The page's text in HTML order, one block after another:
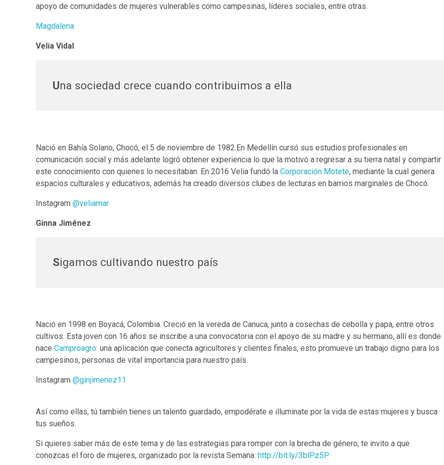
apoyo de comunidades de mujeres vulnerables como campesinas, líderes sociales, entre otras.
Magdalena
Velia Vidal
Una sociedad crece cuando contribuimos a ella
Nació en Bahía Solano, Chocó, el 5 de noviembre de 1982.En Medellín cursó sus estudios profesionales en
comunicación social y más adelante logró obtener experiencia lo que la motivó a regresar a su tierra natal y compartir
este conocimiento con quienes lo necesitaban. En 2016 Velia fundó la Corporación Motete, mediante la cual genera
espacios culturales y educativos, además ha creado diversos clubes de lecturas en barrios marginales de Chocó.
Instagram @veliamar
Ginna Jiménez
Sigamos cultivando nuestro país
Nació en 1998 en Boyacá, Colombia. Creció en la vereda de Canuca, junto a cosechas de cebolla y papa, entre otros
cultivos. Esta joven con 16 años se inscribe a una convocatoria con el apoyo de su madre y su hermano, allí es donde
nace Camproagro: una aplicación que conecta agricultores y clientes finales, esto promueve un trabajo digno para los
campesinos, personas de vital importancia para nuestro país.
Instagram @ginjimenez11
Así como ellas, tú también tienes un talento guardado, empodérate e illuminate por la vida de estas mujeres y busca
tus sueños.
Si quieres saber más de este tema y de las estrategias para romper con la brecha de género, te invito a que
conozcas el foro de mujeres, organizado por la revista Semana: http://bit.ly/3blPz5P